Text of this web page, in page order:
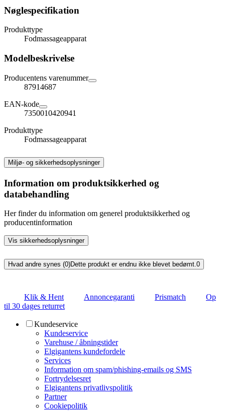
Nøglespecifikation
Produkttype
Fodmassageapparat
Modelbeskrivelse
Producentens varenummer
87914687
EAN-kode
7350010420941
Produkttype
Fodmassageapparat
Miljø- og sikkerhedsoplysninger
Information om produktsikkerhed og
databehandling
Her finder du information om generel produktsikkerhed og
producentinformation
Vis sikkerhedsoplysninger
Hvad andre synes (0)Dette produkt er endnu ikke blevet bedømt.0
Klik & Hent Annoncegaranti Prismatch
Op
til 30 dages returret
Kundeservice
Kundeservice
Varehuse / åbningstider
Elgigantens kundefordele
Services
Information om spam/phishing-emails og SMS
Fortrydelsesret
Elgigantens privatlivspolitik
Partner
Cookiepolitik